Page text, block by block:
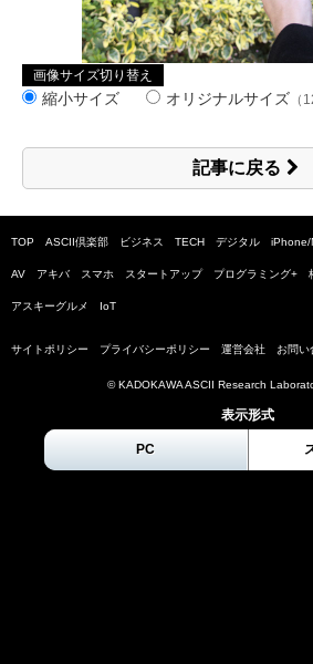
画像サイズ切り替え
縮小サイズ オリジナルサイズ （
記事に戻る
TOP ASCII倶楽部 ビジネス TECH デジタル iPhone/
AV アキバ スマホ スタートアップ プログラミング+
アスキーグルメ IoT
サイトポリシー プライバシーポリシー 運営会社 お問い
© KADOKAWA ASCII Research
表示形式
PC